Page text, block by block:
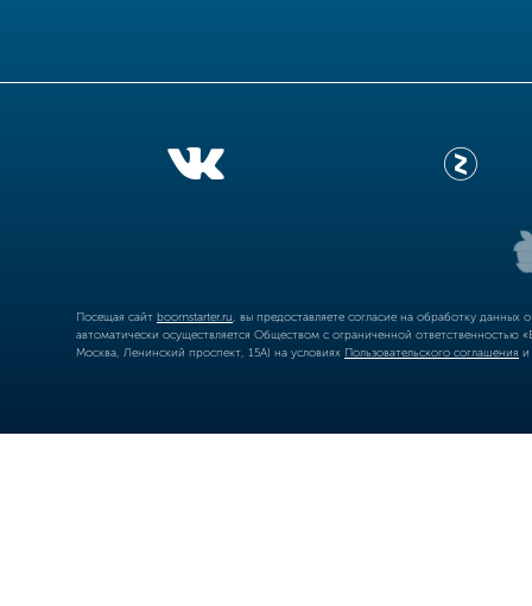
Посещая сайт boomstarter.ru , вы предоставляете согласие на обработку
автоматически осуществляется Обществом с ограниченной
Москва, Ленинский проспект, 15А) на условиях Пользовательского соглашения и